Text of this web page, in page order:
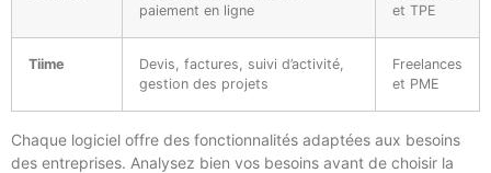
paiement en ligne
et TPE
Tiime
Devis, factures, suivi d’activité,
gestion des projets
Freelances
et PME
Chaque logiciel offre des fonctionnalités adaptées aux besoins
des entreprises. Analysez bien vos besoins avant de choisir la